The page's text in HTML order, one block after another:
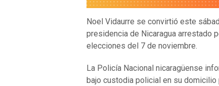
Noel Vidaurre se convirtió este
presidencia de Nicaragua arrestado
elecciones del 7 de noviembre.
La Policía Nacional nicaragüense
bajo custodia policial en su